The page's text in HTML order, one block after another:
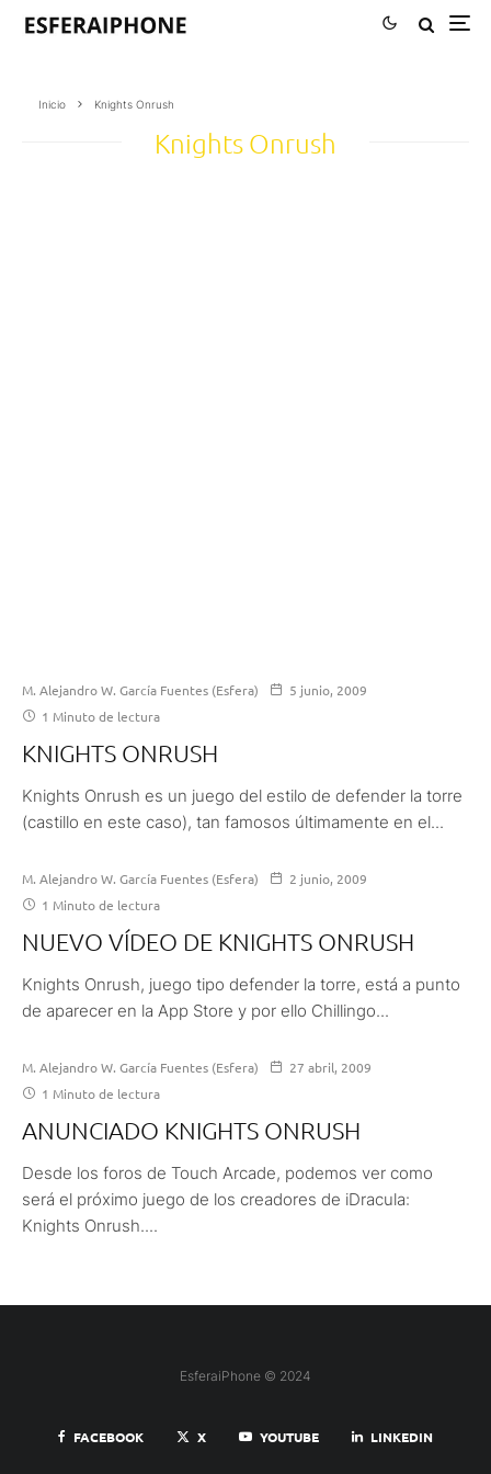
Inicio Knights Onrush
Knights Onrush
M. Alejandro W. García Fuentes (Esfera)
5 junio, 2009
1 Minuto de lectura
KNIGHTS ONRUSH
Knights Onrush es un juego del estilo de defender la torre
(castillo en este caso), tan famosos últimamente en el...
M. Alejandro W. García Fuentes (Esfera)
2 junio, 2009
1 Minuto de lectura
NUEVO VÍDEO DE KNIGHTS ONRUSH
Knights Onrush, juego tipo defender la torre, está a punto
de aparecer en la App Store y por ello Chillingo...
M. Alejandro W. García Fuentes (Esfera)
27 abril, 2009
1 Minuto de lectura
ANUNCIADO KNIGHTS ONRUSH
Desde los foros de Touch Arcade, podemos ver como
será el próximo juego de los creadores de iDracula:
Knights Onrush....
EsferaiPhone © 2024
FACEBOOK X YOUTUBE LINKEDIN